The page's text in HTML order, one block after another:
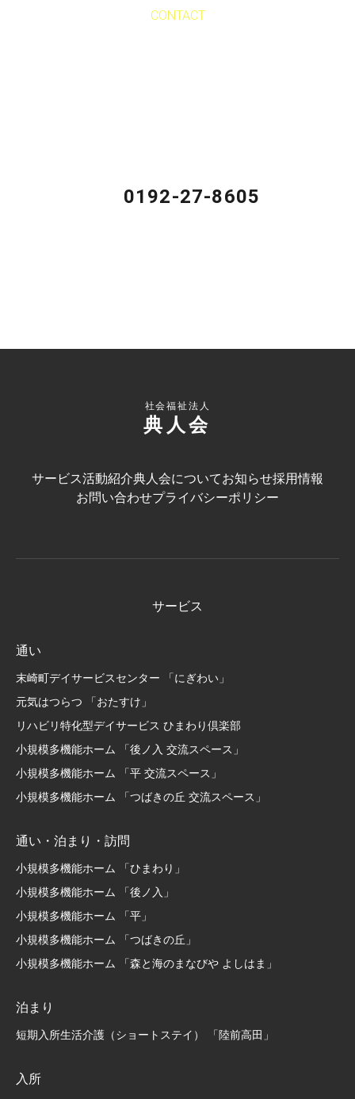
CONTACT
0192-27-8605
社会福祉法人
典人会
サービス活動紹介典人会についてお知らせ採用情報
お問い合わせプライバシーポリシー
サービス
通い
末崎町デイサービスセンター 「にぎわい」
元気はつらつ 「おたすけ」
リハビリ特化型デイサービス ひまわり倶楽部
小規模多機能ホーム 「後ノ入 交流スペース」
小規模多機能ホーム 「平 交流スペース」
小規模多機能ホーム 「つばきの丘 交流スペース」
通い・泊まり・訪問
小規模多機能ホーム 「ひまわり」
小規模多機能ホーム 「後ノ入」
小規模多機能ホーム 「平」
小規模多機能ホーム 「つばきの丘」
小規模多機能ホーム 「森と海のまなびや よしはま」
泊まり
短期入所生活介護（ショートステイ） 「陸前高田」
入所